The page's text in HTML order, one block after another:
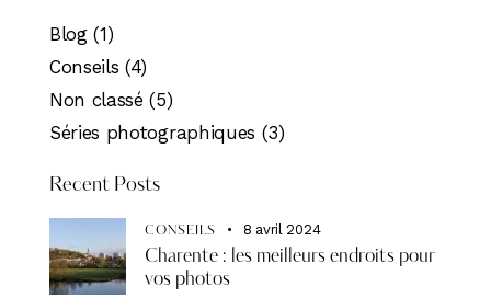
Blog(1)
Conseils (4)
Non classé (5)
Séries photographiques (3)
Recent Posts
CONSEILS 8 avril 2024
Charente : les meilleurs endroits pour
vos photos